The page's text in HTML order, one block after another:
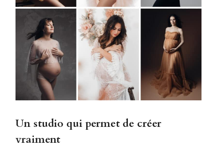
Un studio qui permet de créer
vraiment